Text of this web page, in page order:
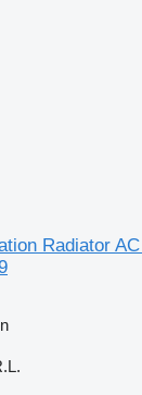
Radiator